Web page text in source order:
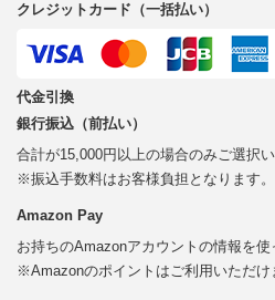
クレジットカード（一括払い）
代金引換
銀行振込（前払い）
合計が15,000円以上の場合のみご選択い
※振込手数料はお客様負担となります。
Amazon Pay
お持ちのAmazonアカウントの情報を使
※Amazonのポイントはご利用いただけ